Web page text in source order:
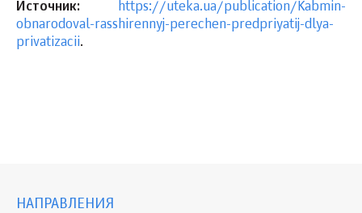
Источник:
https://uteka.ua/publication/Kabmin-
obnarodoval-rasshirennyj-perechen-predpriyatij-dlya-
privatizacii.
НАПРАВЛЕНИЯ